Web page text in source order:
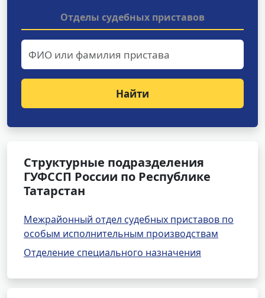
Отделы судебных приставов
Найти
Структурные подразделения
ГУФССП России по Республике
Татарстан
Межрайонный отдел судебных приставов по
особым исполнительным производствам
Отделение специального назначения